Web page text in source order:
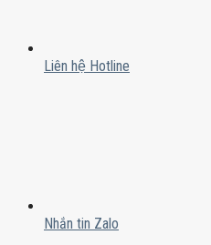
Liên hệ Hotline
Nhắn tin Zalo